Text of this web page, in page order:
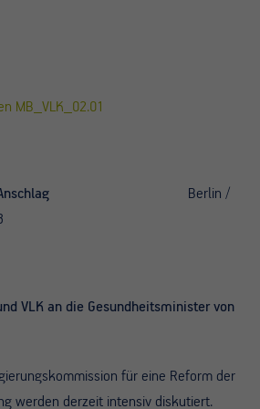
MB_VLK_02.01
am Anschlag
Berlin /
VLK an die Gesundheitsminister von
für eine Reform der
werden derzeit intensiv diskutiert.